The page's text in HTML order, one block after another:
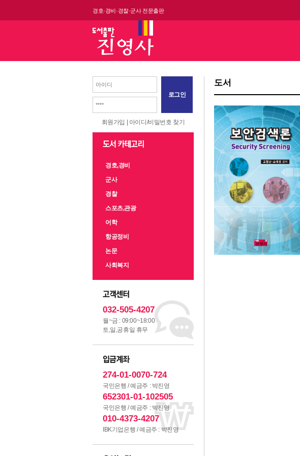
경호·경비·경찰·군사 전문출판
로그인
회원가입 아이디/비밀번호 찾기
경호,경비
군사
경찰
스포츠,관광
어학
항공정비
논문
사회복지
032-505-4207
월~금 : 09:00~18:00
토,일,공휴일 휴무
274-01-0070-724
국민은행 / 예금주 : 박진영
652301-01-102505
국민은행 / 예금주 : 박진영
010-4373-4207
IBK기업은행 / 예금주 : 박진영
도서